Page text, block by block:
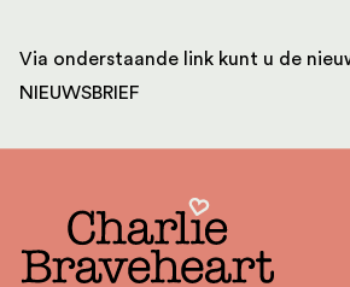
Via onderstaande link kunt u de
NIEUWSBRIEF